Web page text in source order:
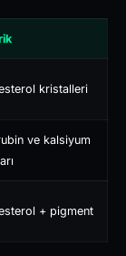
kristalleri
ve kalsiyum
+ pigment